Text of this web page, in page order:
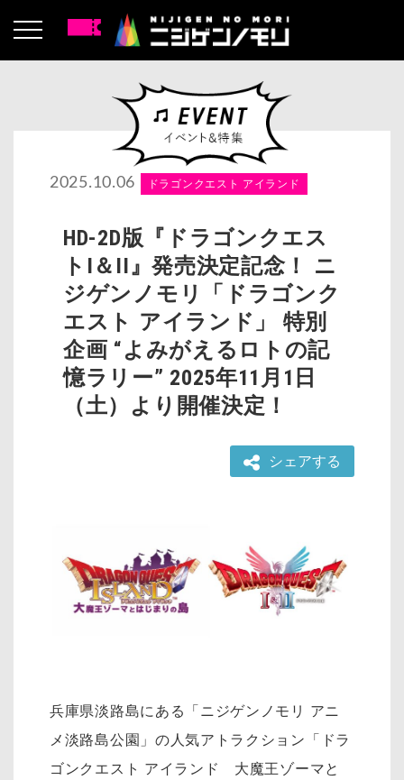
2025.10.06 ドラゴンクエスト アイランド
HD-2D版『ドラゴンクエス
トI＆II』発売決定記念！ ニ
ジゲンノモリ「ドラゴンク
エスト アイランド」 特別
企画 “よみがえるロトの記
憶ラリー” 2025年11月1日
（土）より開催決定！
シェアする
兵庫県淡路島にある「ニジゲンノモリ アニ
メ淡路島公園」の人気アトラクション「ドラ
ゴンクエスト アイランド 大魔王ゾーマと